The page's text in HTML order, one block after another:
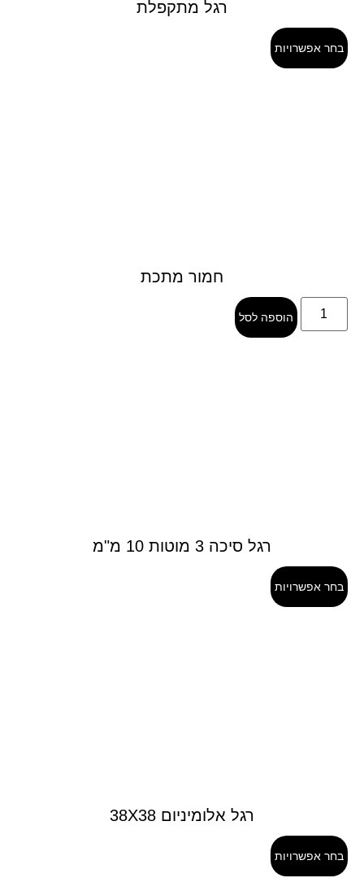
רגל מתקפלת
בחר אפשרויות
חמור מתכת
הוספה לסל
רגל סיכה 3 מוטות 10 מ"מ
בחר אפשרויות
רגל אלומיניום 38X38
בחר אפשרויות